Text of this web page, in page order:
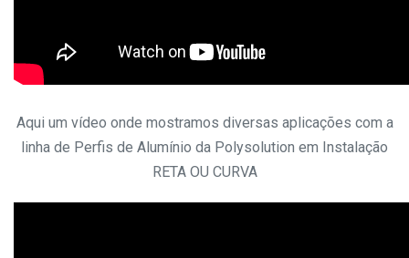
Aqui um vídeo onde mostramos diversas aplicações com a
linha de Perfis de Alumínio da Polysolution em Instalação
RETA OU CURVA